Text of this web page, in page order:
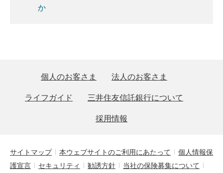
か
個人のお客さま
法人のお客さま
ライフガイド
三井住友信託銀行について
採用情報
サイトマップ 本ウェブサイトのご利用にあたって
個人情報保
護宣言
セキュリティ 勧誘方針
当社の保険募集について